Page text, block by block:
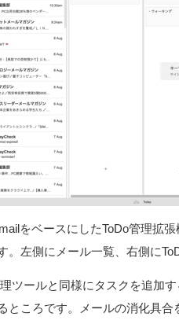
をベースにしたToDo管理拡
。左側にメール一覧、右側に
ツールと同様にタスクを追加
ところです。メールの消化具